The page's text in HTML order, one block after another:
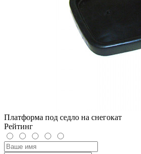
Платформа под седло на снегокат
Рейтинг